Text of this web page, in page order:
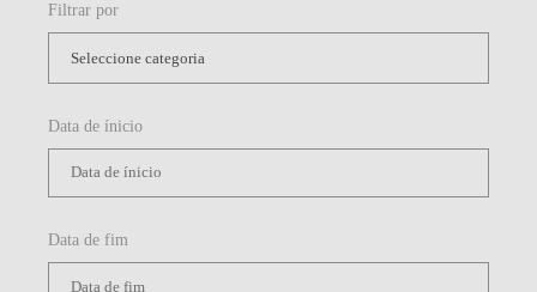
Filtrar por
Data de ínicio
Data de fim